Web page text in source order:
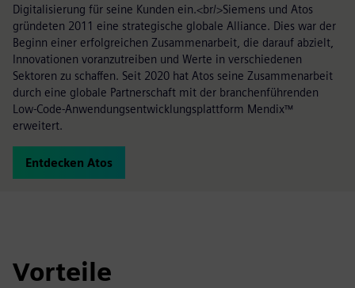
Digitalisierung für seine Kunden ein.<br/>Siemens und Atos
gründeten 2011 eine strategische globale Alliance. Dies war der
Beginn einer erfolgreichen Zusammenarbeit, die darauf abzielt,
Innovationen voranzutreiben und Werte in verschiedenen
Sektoren zu schaffen. Seit 2020 hat Atos seine Zusammenarbeit
durch eine globale Partnerschaft mit der branchenführenden
Low-Code-Anwendungsentwicklungsplattform Mendix™
erweitert.
Entdecken Atos
Vorteile